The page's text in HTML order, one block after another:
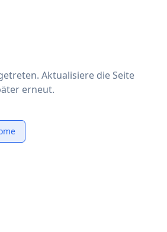
Aktualisiere die Seite
erneut.